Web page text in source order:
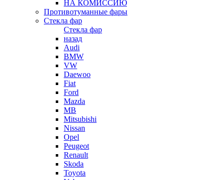
НА КОМИССИЮ
Противотуманные фары
Стекла фар
Стекла фар
назад
Audi
BMW
VW
Daewoo
Fiat
Ford
Mazda
MB
Mitsubishi
Nissan
Opel
Peugeot
Renault
Skoda
Toyota